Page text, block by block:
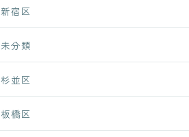
新宿区
未分類
杉並区
板橋区